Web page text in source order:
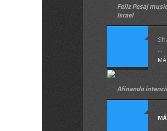
Feliz Pesaj
Israel
...
Afinando